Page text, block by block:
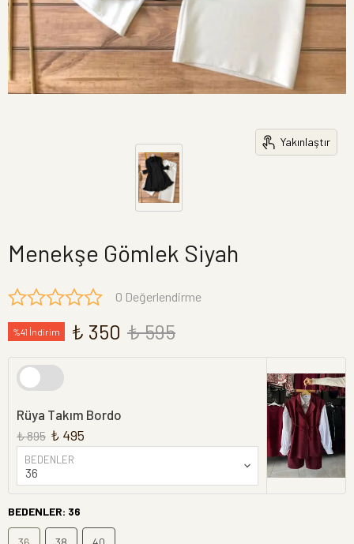
Yakınlaştır
Menekşe Gömlek Siyah
0 Değerlendirme
%41 İndirim ₺ 350 ₺ 595
Rüya Takım Bordo
₺ 895 ₺ 495
BEDENLER
BEDENLER: 36